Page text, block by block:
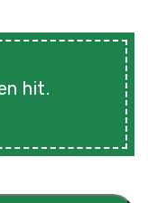
hit.